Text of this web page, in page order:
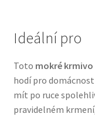
Ideální pro
Toto mokré krmivo
hodí pro
mít po ruce
pravidelném